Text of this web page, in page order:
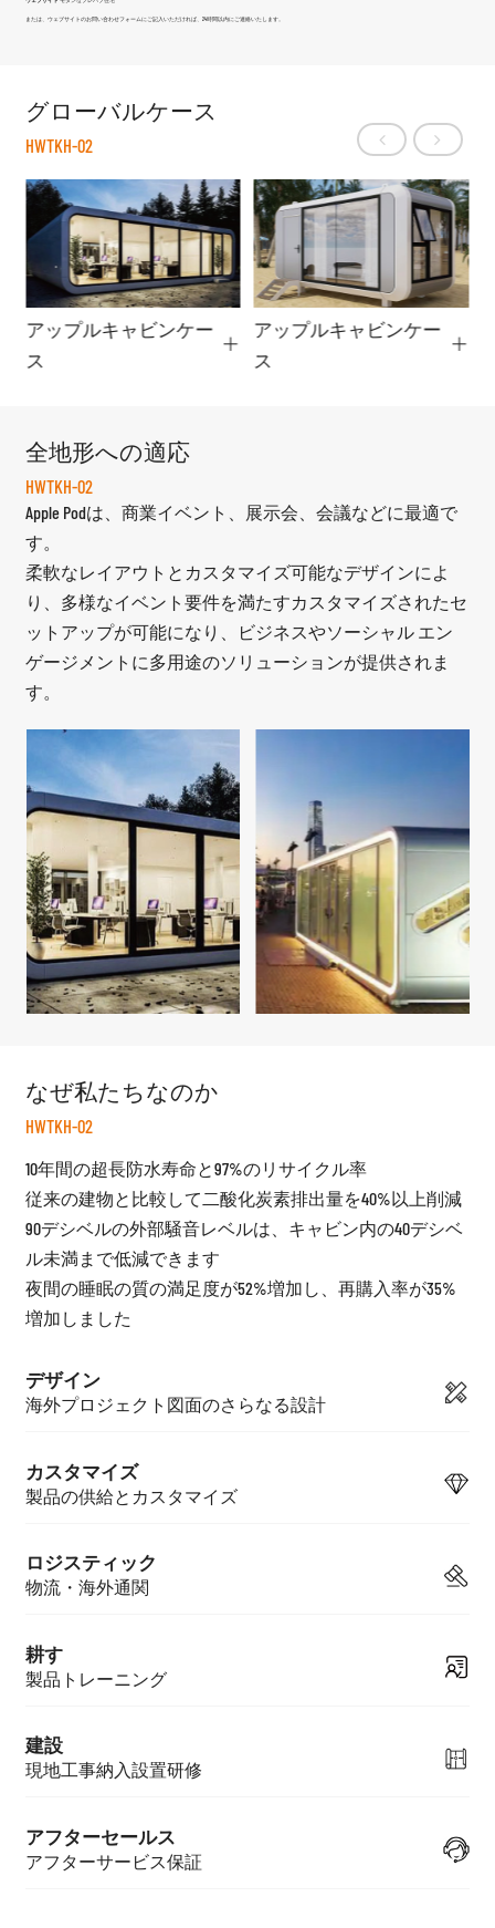
または、ウェブサイトのお問い合わせフォームにご記入いただければ、24時間以内にご連絡いたします。
グローバルケース
HWTKH-02
アップルキャビンケー
ス
アップルキャビンケー
ス
全地形への適応
HWTKH-02
Apple Podは、商業イベント、展示会、会議などに最適で
す。
柔軟なレイアウトとカスタマイズ可能なデザインによ
り、多様なイベント要件を満たすカスタマイズされたセ
ットアップが可能になり、ビジネスやソーシャル エン
ゲージメントに多用途のソリューションが提供されま
す。
なぜ私たちなのか
HWTKH-02
10年間の超長防水寿命と97%のリサイクル率
従来の建物と比較して二酸化炭素排出量を40%以上削減
90デシベルの外部騒音レベルは、キャビン内の40デシベ
ル未満まで低減できます
夜間の睡眠の質の満足度が52%増加し、再購入率が35%
増加しました
デザイン
海外プロジェクト図面のさらなる設計
カスタマイズ
製品の供給とカスタマイズ
ロジスティック
物流・海外通関
耕す
製品トレーニング
建設
現地工事納入設置研修
アフターセールス
アフターサービス保証